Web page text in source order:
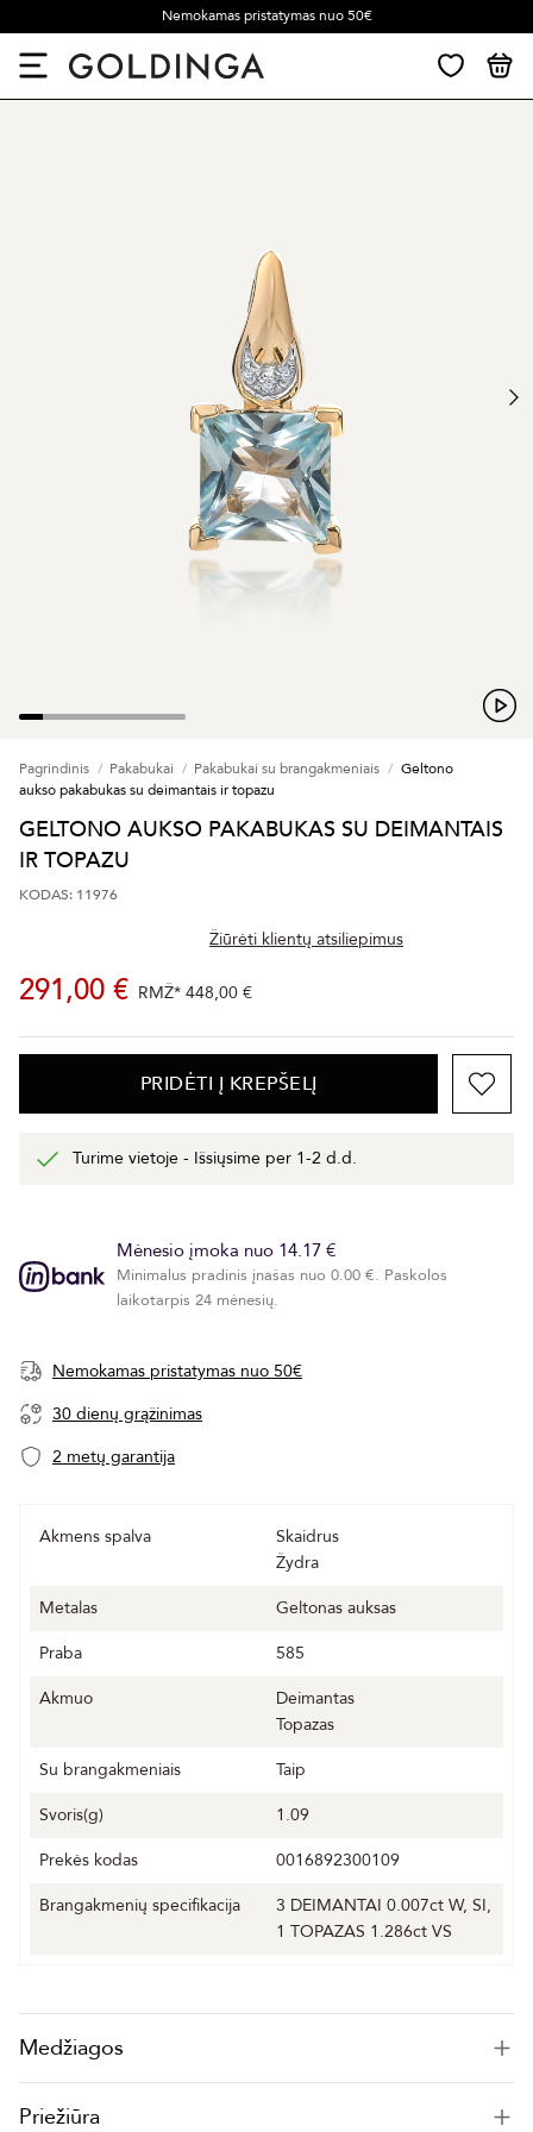
Nemokamas pristatymas nuo 50€
Pagrindinis Pakabukai Pakabukai su brangakmeniais
Geltono
aukso pakabukas su deimantais ir topazu
GELTONO AUKSO PAKABUKAS SU DEIMANTAIS
IR TOPAZU
KODAS: 11976
Žiūrėti klientų atsiliepimus
291,00 € RMŽ* 448,00 €
PRIDĖTI Į KREPŠELĮ
Turime vietoje - Išsiųsime per 1-2 d.d.
Mėnesio įmoka nuo 14.17 €
Minimalus pradinis įnašas nuo 0.00 €. Paskolos
laikotarpis 24 mėnesių.
Nemokamas pristatymas nuo 50€
30 dienų grąžinimas
2 metų garantija
Akmens spalva
Skaidrus
Žydra
Metalas
Geltonas auksas
Praba
585
Akmuo
Deimantas
Topazas
Su brangakmeniais
Taip
Svoris(g)
1.09
Prekės kodas
0016892300109
Brangakmenių specifikacija
3 DEIMANTAI 0.007ct W, SI,
1 TOPAZAS 1.286ct VS
Medžiagos
Priežiūra